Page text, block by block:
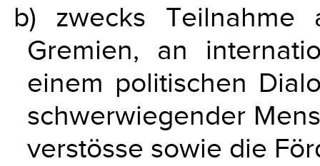
b) zwecks Teilnahme
Gremien, an
einem politischen
schwerwiegender
verstösse sowie die